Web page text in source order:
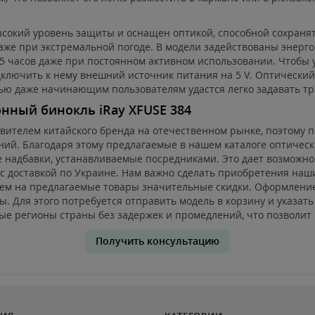
уровень защиты и оснащен оптикой, способной
при экстремальной погоде. В модели задействованы
часов даже при постоянном активном использовании.
к нему внешний источник питания на 5 V.
начинающим пользователям удастся легко задавать
бинокль iRay XFUSE 384
китайского бренда на отечественном рынке, поэтому
Благодаря этому предлагаемые в нашем каталоге
надбавки, устанавливаемые посредниками. Это дает
с доставкой по Украине. Нам важно сделать приобретения
на предлагаемые товары значительные скидки.
этого потребуется отправить модель в корзину и
регионы страны без задержек и промедлений, что
Получить консультацию